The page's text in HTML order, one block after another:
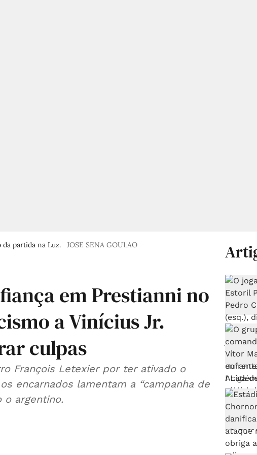
da partida na Luz. JOSE SENA GOULAO
em Prestianni no
a Vinícius Jr.
culpas
François Letexier por ter ativado o
encarnados lamentam a “campanha de
o argentino.